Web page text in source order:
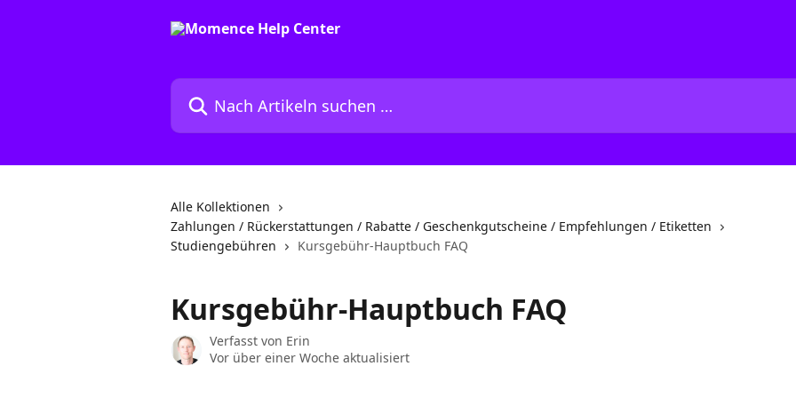
Nach Artikeln suchen …
Alle Kollektionen
Zahlungen / Rückerstattungen / Rabatte / Geschenkgutscheine / Empfehlungen / Etiketten
Studiengebühren
Kursgebühr-Hauptbuch FAQ
Kursgebühr-Hauptbuch FAQ
Verfasst von Erin
Vor über einer Woche aktualisiert